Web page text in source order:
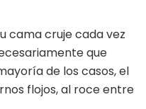
cama cruje cada vez
que
de los casos, el
flojos, al roce entre